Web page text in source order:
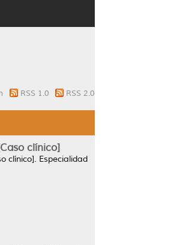
RSS 1.0 RSS 2.0
clínico]
clínico]. Especialidad